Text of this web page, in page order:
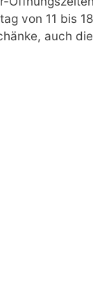
von 11 bis
auch